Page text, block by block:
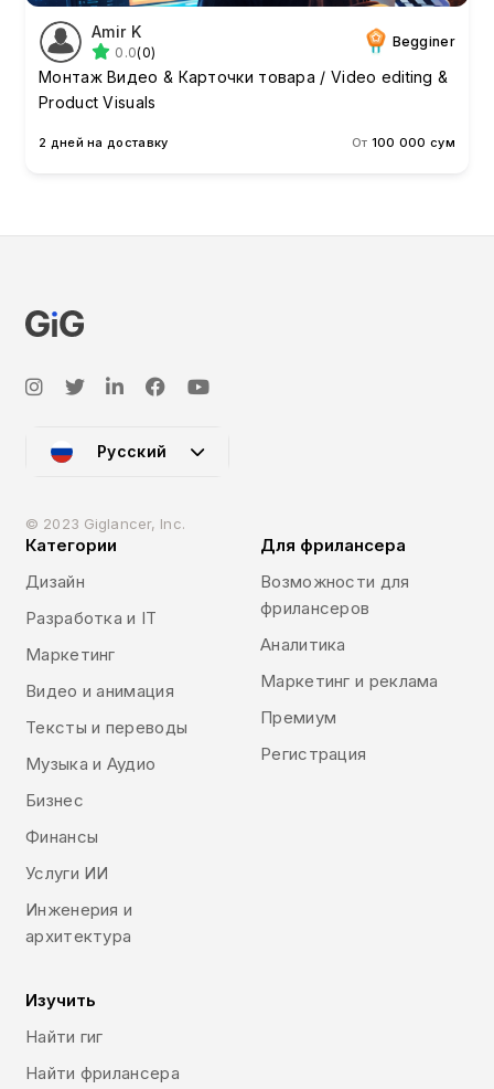
Amir K
0.0(0)
Begginer
Монтаж Видео & Карточки товара / Video editing &
Product Visuals
2 дней на доставку От 100 000 сум
Русский
© 2023 Giglancer, Inc.
Категории
Дизайн
Разработка и IT
Маркетинг
Видео и анимация
Тексты и переводы
Музыка и Аудио
Бизнес
Финансы
Услуги ИИ
Инженерия и
архитектура
Для фрилансера
Возможности для
фрилансеров
Аналитика
Маркетинг и реклама
Премиум
Регистрация
Изучить
Найти гиг
Найти фрилансера